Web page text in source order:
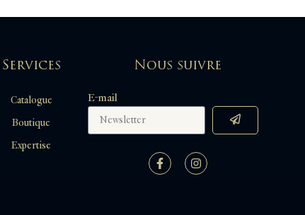
Services
Catalogue
Boutique
Expertise
Nous suivre
E-mail